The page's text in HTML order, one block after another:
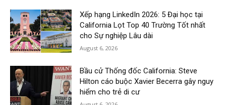
Xếp hạng LinkedIn 2026: 5 Đại học tại
California Lọt Top 40 Trường Tốt nhất
cho Sự nghiệp Lâu dài
August 6, 2026
Bầu cử Thống đốc California: Steve
Hilton cáo buộc Xavier Becerra gây nguy
hiểm cho trẻ di cư